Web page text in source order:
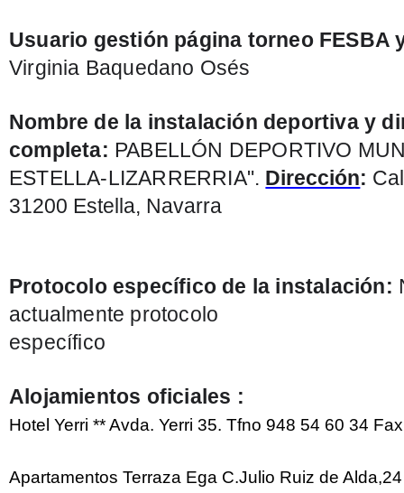
Usuario gestión página torneo FESBA
Virginia Baquedano Osés
Nombre de la instalación deportiva y
completa: PABELLÓN DEPORTIVO
ESTELLA-LIZARRERRIA". Dirección:
31200 Estella, Navarra
Protocolo específico de la instalación:
actualmente protocolo
específico
Alojamientos oficiales :
Hotel Yerri ** Avda. Yerri 35. Tfno 948 54 60 34
Apartamentos Terraza Ega C.Julio Ruiz de